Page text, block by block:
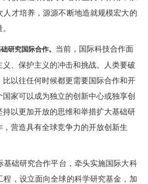
人才培养，源源不断地造就规模宏大的
研究国际合作。 当前，国际科技合作面
义、保护主义的冲击和挑战。人类要破
比以往任何时候都更需要国际合作和开
家可以成为独立的创新中心或独享创
持以更加开放的思维和举措扩大基础研
，营造具有全球竞争力的开放创新生
础研究合作平台，牵头实施国际大科
程，设立面向全球的科学研究基金，加